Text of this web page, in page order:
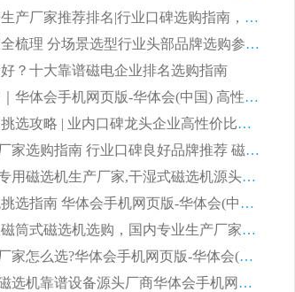
2026 国内平板磁选机靠谱生产厂家推荐排名|行业口碑选购指南，领域强者按需选设备
2026 磁选机靠谱生产厂家全梳理 分场景选型行业头部品牌选购参考攻略
？十大靠谱磁电企业排名选购指南
2026 磁选机靠谱厂家排名｜华体会手机网页版-华体会(中国) 高性价比磁选机磁电品牌
2026 顺流河沙磁选机厂家挑选攻略 | 业内口碑龙头企业高性价比品牌推荐
2026平板磁选机靠谱生产厂家选购指南 行业口碑良好品牌推荐 磁电领域实力强者
2026高分选精度冶金行业专用磁选机生产厂家,干湿式磁选机源头供应商推荐
2026 选矿永磁筒式磁选机挑选指南 华体会手机网页版-华体会(中国) 推荐品牌行业口碑佳实力突出
2026 靠谱湿式矿山顺流永磁筒式磁选机选购，国内专业生产厂家华体会手机网页版-华体会(中国) 综合实力出众
大型筒式湿式磁选机生产厂家怎么选?华体会手机网页版-华体会(中国) 设备口碑广受行业认可
湿式提纯高效高梯度平板磁选机靠谱设备源头厂商华体会手机网页版-华体会(中国) 综合测评